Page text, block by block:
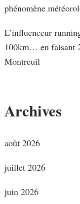
phénomène
L’influenceur
100km… en faisant
Montreuil
Archives
août 2026
juillet 2026
juin 2026